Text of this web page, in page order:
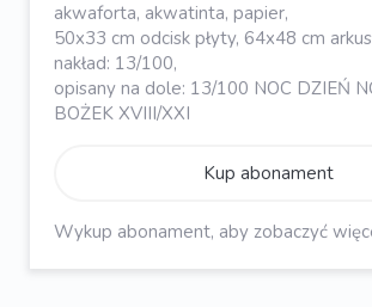
akwaforta, akwatinta, papier,
50x33 cm odcisk płyty, 64x48 cm
nakład: 13/100,
opisany na dole: 13/100 NOC DZIEŃ
BOŻEK XVIII/XXI
Kup abonament
Wykup abonament, aby zobaczyć